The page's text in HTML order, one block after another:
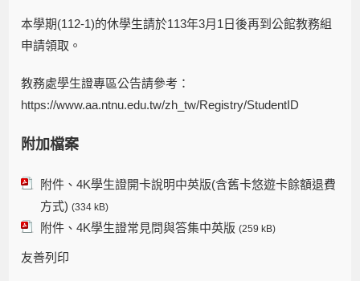
本學期(112-1)的休學生請於113年3月1日後再到公館教務組
申請領取。
教務處學生證專區公告請參考：
https://www.aa.ntnu.edu.tw/zh_tw/Registry/StudentID
附加檔案
附件、4K學生證開卡說明中英版(含舊卡悠遊卡餘額退費
方式) (334 kB)
附件、4K學生證常見問與答集中英版 (259 kB)
友善列印